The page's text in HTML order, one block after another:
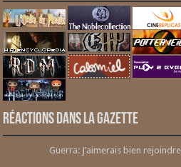
Réactions dans la gazette
Guerra: J’aimerais bien